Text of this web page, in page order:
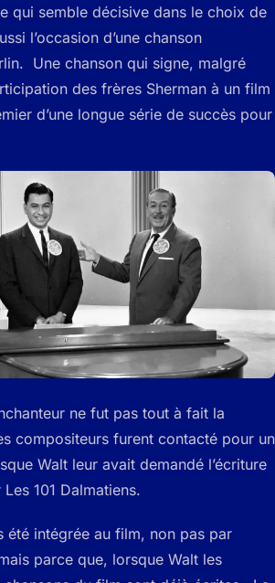
qui semble décisive dans le choix de
l’occasion d’une chanson
Une chanson qui signe, malgré
des frères Sherman à un film
d’une longue série de succès pour
ne fut pas tout à fait la
compositeurs furent contacté pour un
Walt leur avait demandé l’écriture
101 Dalmatiens.
été intégrée au film, non pas par
parce que, lorsque Walt les